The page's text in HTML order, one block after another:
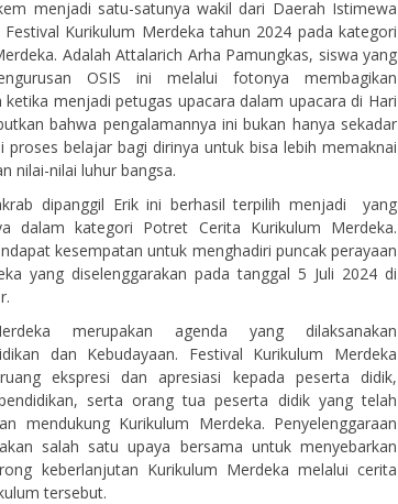
menjadi satu-satunya wakil dari Daerah Istimewa
Kurikulum Merdeka tahun 2024 pada kategori
Adalah Attalarich Arha Pamungkas, siswa yang
OSIS ini melalui fotonya membagikan
menjadi petugas upacara dalam upacara di Hari
bahwa pengalamannya ini bukan hanya sekadar
proses belajar bagi dirinya untuk bisa lebih memaknai
nilai-nilai luhur bangsa.
dipanggil Erik ini berhasil terpilih menjadi yang
dalam kategori Potret Cerita Kurikulum Merdeka.
kesempatan untuk menghadiri puncak perayaan
yang diselenggarakan pada tanggal 5 Juli 2024 di
merupakan agenda yang dilaksanakan
dan Kebudayaan. Festival Kurikulum Merdeka
ekspresi dan apresiasi kepada peserta didik,
serta orang tua peserta didik yang telah
mendukung Kurikulum Merdeka. Penyelenggaraan
salah satu upaya bersama untuk menyebarkan
keberlanjutan Kurikulum Merdeka melalui cerita
tersebut.